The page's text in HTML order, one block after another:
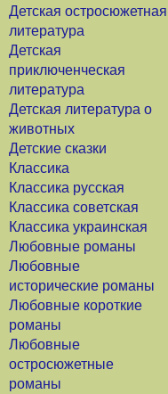
Детская остросюжетная
литература
Детская
приключенческая
литература
Детская литература о
животных
Детские сказки
Классика
Классика русская
Классика советская
Классика украинская
Любовные романы
Любовные
исторические романы
Любовные короткие
романы
Любовные
остросюжетные
романы